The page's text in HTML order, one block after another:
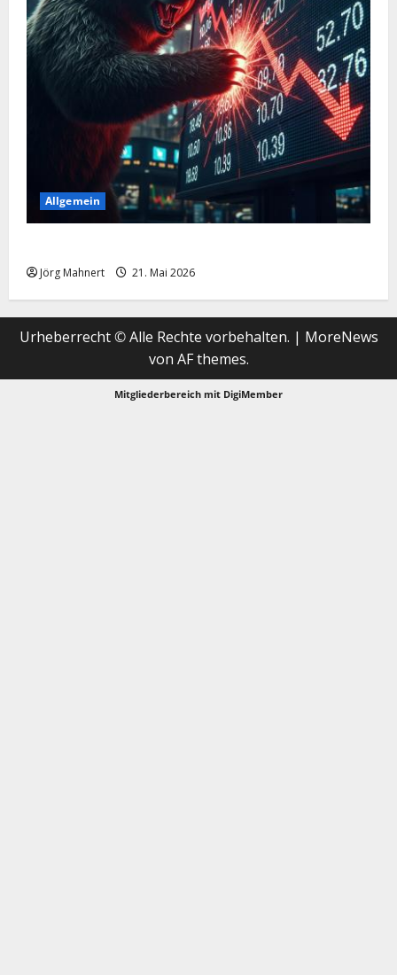
Allgemein
Jörg Mahnert 21. Mai 2026
Urheberrecht © Alle Rechte vorbehalten. | MoreNews
von AF themes.
Mitgliederbereich mit DigiMember